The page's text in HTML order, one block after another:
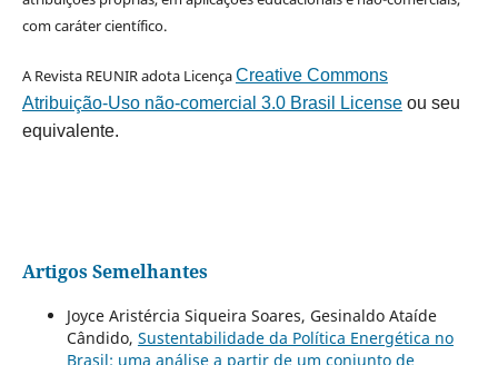
com caráter científico.
A Revista REUNIR adota LicençaCreative Commons
Atribuição-Uso não-comercial 3.0 Brasil Licenseou seu
equivalente.
Artigos Semelhantes
Joyce Aristércia Siqueira Soares, Gesinaldo Ataíde
Cândido, Sustentabilidade da Política Energética no
Brasil: uma análise a partir de um conjunto de